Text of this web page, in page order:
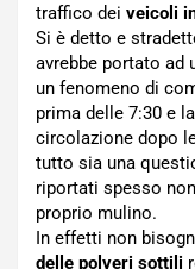
traffico dei veicoli
Si è detto e
avrebbe portato ad
un fenomeno di
prima delle 7:30 e
circolazione dopo
tutto sia una
riportati spesso
proprio mulino.
In effetti non
delle polveri sottili